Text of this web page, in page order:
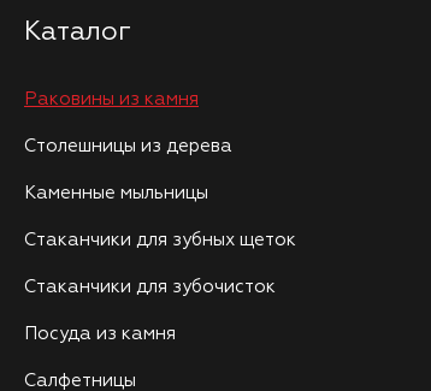
Каталог
Раковины из камня
Столешницы из дерева
Каменные мыльницы
Стаканчики для зубных щеток
Стаканчики для зубочисток
Посуда из камня
Салфетницы